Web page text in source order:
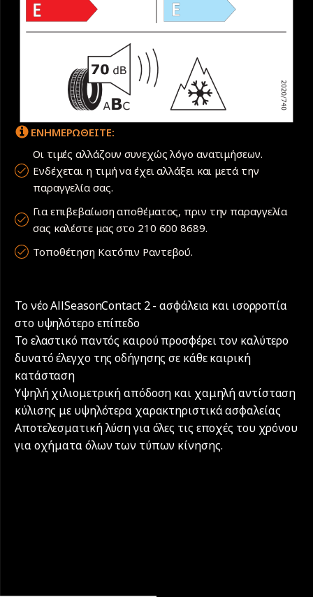
ΕΝΗΜΕΡΩΘΕΙΤΕ:
Οι τιμές αλλάζουν συνεχώς λόγο ανατιμήσεων.
Ενδέχεται η τιμή να έχει αλλάξει και μετά την
παραγγελία σας.
Για επιβεβαίωση αποθέματος, πριν την παραγγελία
σας καλέστε μας στο 210 600 8689.
Τοποθέτηση Κατόπιν Ραντεβού.
Το νέο AllSeasonContact 2 - ασφάλεια και ισορροπία
στο υψηλότερο επίπεδο
Το ελαστικό παντός καιρού προσφέρει τον καλύτερο
δυνατό έλεγχο της οδήγησης σε κάθε καιρική
κατάσταση
Υψηλή χιλιομετρική απόδοση και χαμηλή αντίσταση
κύλισης με υψηλότερα χαρακτηριστικά ασφαλείας
Αποτελεσματική λύση για όλες τις εποχές του χρόνου
για οχήματα όλων των τύπων κίνησης.